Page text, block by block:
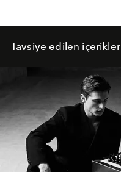
Tavsiye edilen içerikler